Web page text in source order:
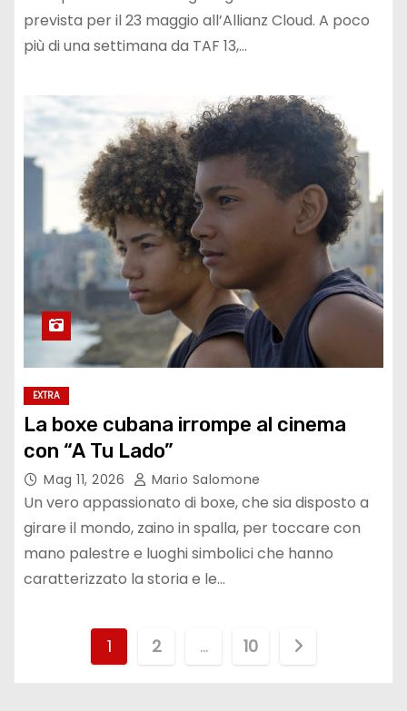
prevista per il 23 maggio all’Allianz Cloud. A poco
più di una settimana da TAF 13,…
EXTRA
La boxe cubana irrompe al cinema
con “A Tu Lado”
Mag 11, 2026 Mario Salomone
Un vero appassionato di boxe, che sia disposto a
girare il mondo, zaino in spalla, per toccare con
mano palestre e luoghi simbolici che hanno
caratterizzato la storia e le…
1 2 … 10